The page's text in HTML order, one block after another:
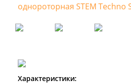
Характеристики: